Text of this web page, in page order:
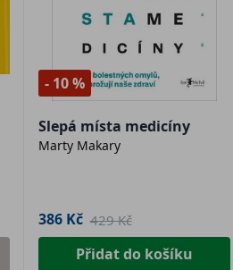
- 10 %
Slepá místa medicíny
Marty Makary
386 Kč 429 Kč
Přidat do košíku